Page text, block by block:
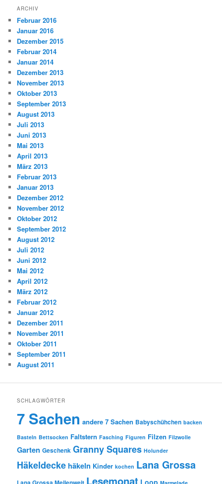
ARCHIV
Februar 2016
Januar 2016
Dezember 2015
Februar 2014
Januar 2014
Dezember 2013
November 2013
Oktober 2013
September 2013
August 2013
Juli 2013
Juni 2013
Mai 2013
April 2013
März 2013
Februar 2013
Januar 2013
Dezember 2012
November 2012
Oktober 2012
September 2012
August 2012
Juli 2012
Juni 2012
Mai 2012
April 2012
März 2012
Februar 2012
Januar 2012
Dezember 2011
November 2011
Oktober 2011
September 2011
August 2011
SCHLAGWÖRTER
7 Sachen andere 7 Sachen Babyschühchen backen
Basteln Bettsocken Faltstern Fasching Figuren Filzen Filzwolle
Garten Geschenk Granny Squares Holunder
Häkeldecke häkeln Kinder kochen Lana Grossa
Lesemonat Loop